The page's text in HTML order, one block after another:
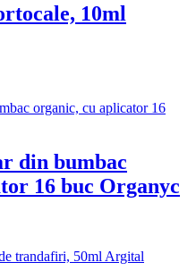
10ml
din bumbac
16 buc Organyc